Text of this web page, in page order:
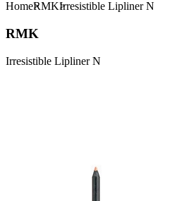
HomeRMKIrresistible Lipliner N
RMK
Irresistible Lipliner N